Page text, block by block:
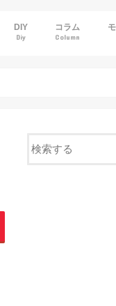
DIY
Diy
コラム
Column